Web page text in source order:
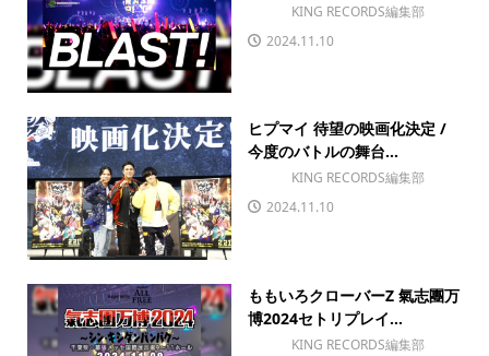
KING RECORDS編集部
2024.11.10
ヒプマイ 待望の映画化決定 /
今度のバトルの舞台...
KING RECORDS編集部
2024.11.10
ももいろクローバーZ 氣志團万
博2024セトリプレイ...
KING RECORDS編集部